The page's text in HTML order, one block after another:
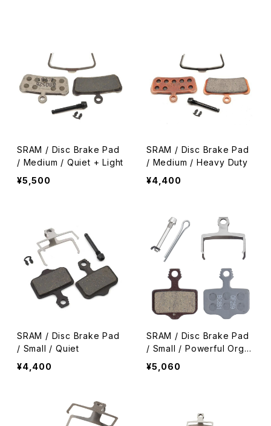
SRAM / Disc Brake Pad
/ Medium / Quiet + Light
¥5,500
SRAM / Disc Brake Pad
/ Medium / Heavy Duty
¥4,400
SRAM / Disc Brake Pad
/ Small / Quiet
¥4,400
SRAM / Disc Brake Pad
/ Small / Powerful Orga
nic
¥5,060